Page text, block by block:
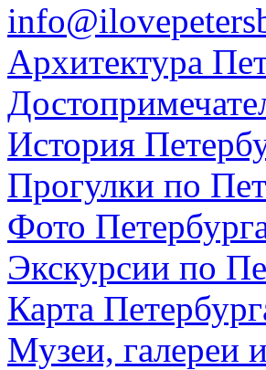
Архитектура
История
Прогулки по
Фото
Экскурсии по
Карта
Музеи, галереи